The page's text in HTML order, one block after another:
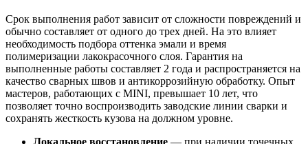
Срок выполнения работ зависит от сложности повреждений и
обычно составляет от одного до трех дней. На это влияет
необходимость подбора оттенка эмали и время
полимеризации лакокрасочного слоя. Гарантия на
выполненные работы составляет 2 года и распространяется на
качество сварных швов и антикоррозийную обработку. Опыт
мастеров, работающих с MINI, превышает 10 лет, что
позволяет точно воспроизводить заводские линии сварки и
сохранять жесткость кузова на должном уровне.